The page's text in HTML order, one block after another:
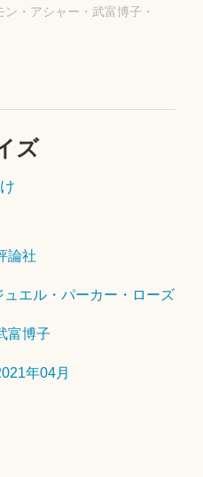
ン・アシャー ・ 武富博子 ・
ズ
論社
ュエル・パーカー・ローズ
富博子
年04月